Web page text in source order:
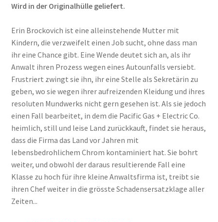
Wird in der Originalhülle geliefert.
Erin Brockovich ist eine alleinstehende Mutter mit
Kindern, die verzweifelt einen Job sucht, ohne dass man
ihr eine Chance gibt. Eine Wende deutet sich an, als ihr
Anwalt ihren Prozess wegen eines Autounfalls versiebt.
Frustriert zwingt sie ihn, ihr eine Stelle als Sekretärin zu
geben, wo sie wegen ihrer aufreizenden Kleidung und ihres
resoluten Mundwerks nicht gern gesehen ist. Als sie jedoch
einen Fall bearbeitet, in dem die Pacific Gas + Electric Co.
heimlich, still und leise Land zurückkauft, findet sie heraus,
dass die Firma das Land vor Jahren mit
lebensbedrohlichem Chrom kontaminiert hat. Sie bohrt
weiter, und obwohl der daraus resultierende Fall eine
Klasse zu hoch für ihre kleine Anwaltsfirma ist, treibt sie
ihren Chef weiter in die grösste Schadensersatzklage aller
Zeiten...